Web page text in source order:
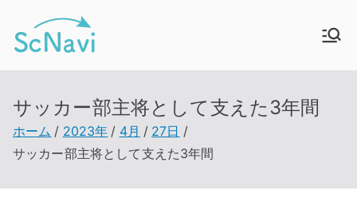
ScNavi – スクナ
ビ
サッカー部主将として支えた3年間
ホーム 2023年 4月
27日
サッカー部主将として支えた3年間